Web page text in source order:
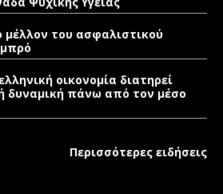
μέλλον του ασφαλιστικού
οικονομία διατηρεί
δυναμική πάνω από τον μέσο
Περισσότερες ειδήσεις